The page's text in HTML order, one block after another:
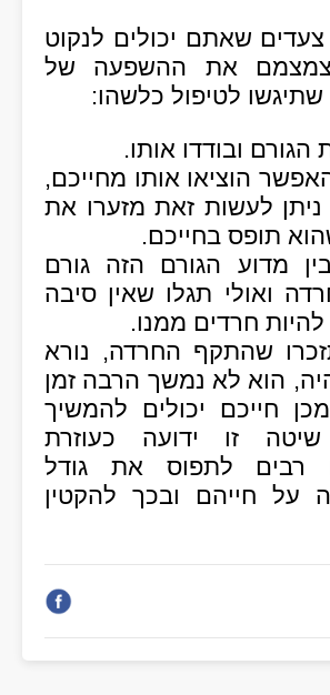
שאתם יכולים לנקוט
את ההשפעה של
לטיפול כלשהו:
ובודדו אותו.
הוציאו אותו מחייכם,
לעשות זאת מזערו את
תופס בחייכם.
מדוע הגורם הזה גורם
ואולי תגלו שאין סיבה
חרדים ממנו.
שהתקף החרדה, נורא
הוא לא נמשך הרבה זמן
חייכם יכולים להמשיך
שיטה זו ידועה כעוזרת
רבים לתפוס את גודל
על חייהם ובכך להקטין